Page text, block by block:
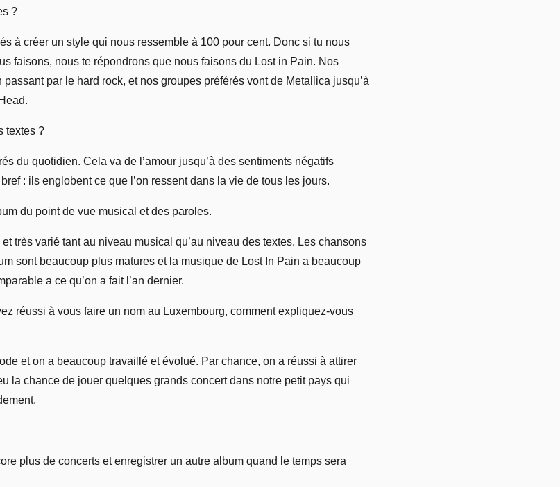
?
à créer un style qui nous ressemble à 100 pour cent. Donc si tu nous
faisons, nous te répondrons que nous faisons du Lost in Pain. Nos
par le hard rock, et nos groupes préférés vont de Metallica jusqu’à
textes ?
du quotidien. Cela va de l’amour jusqu’à des sentiments négatifs
: ils englobent ce que l’on ressent dans la vie de tous les jours.
du point de vue musical et des paroles.
très varié tant au niveau musical qu’au niveau des textes. Les chansons
sont beaucoup plus matures et la musique de Lost In Pain a beaucoup
a ce qu’on a fait l’an dernier.
réussi à vous faire un nom au Luxembourg, comment expliquez-vous
et on a beaucoup travaillé et évolué. Par chance, on a réussi à attirer
la chance de jouer quelques grands concert dans notre petit pays qui
plus de concerts et enregistrer un autre album quand le temps sera